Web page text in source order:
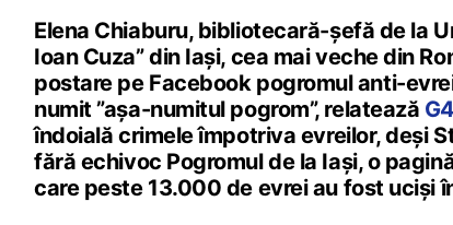
Elena Chiaburu, bibliotecară-șefă de la
Ioan Cuza” din Iași, cea mai veche din
postare pe Facebook pogromul anti-
numit ”așa-numitul pogrom”, relatează
îndoială crimele împotriva evreilor, deși
fără echivoc Pogromul de la Iași, o
care peste 13.000 de evrei au fost uciși